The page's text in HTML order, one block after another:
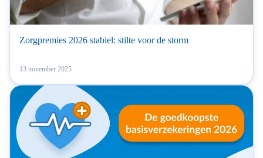
Zorgpremies 2026 stabiel: stilte voor de storm
13 november 2025